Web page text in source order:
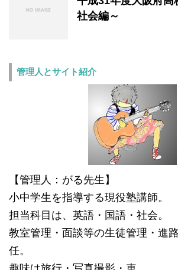
社会編～
管理人とサイト紹介
【管理人：がる先生】
小中学生を指導する現役塾講師。
担当科目は、英語・国語・社会。
教室管理・面談等の生徒管理・進
任。